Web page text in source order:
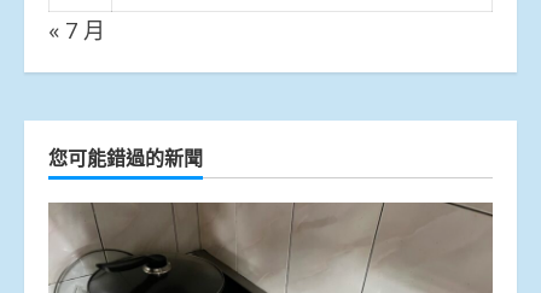
« 7 月
您可能錯過的新聞